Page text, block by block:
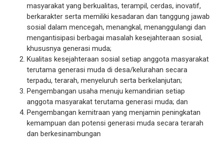
masyarakat yang berkualitas, terampil, cerdas, inovatif,
berkarakter serta memiliki kesadaran dan tanggung jawab
sosial dalam mencegah, menangkal, menanggulangi dan
mengantisipasi berbagai masalah kesejahteraan sosial,
khususnya generasi muda;
Kualitas kesejahteraan sosial setiap anggota masyarakat
terutama generasi muda di desa/kelurahan secara
terpadu, terarah, menyeluruh serta berkelanjutan;
Pengembangan usaha menuju kemandirian setiap
anggota masyarakat terutama generasi muda; dan
Pengembangan kemitraan yang menjamin peningkatan
kemampuan dan potensi generasi muda secara terarah
dan berkesinambungan